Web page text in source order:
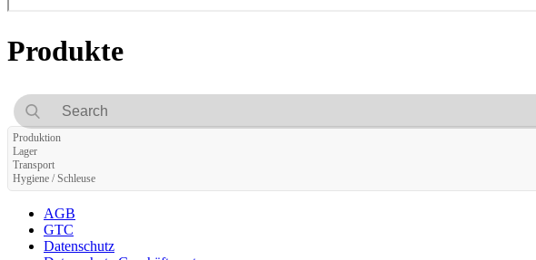
Produkte
Produktion
Lager
Transport
Hygiene / Schleuse
AGB
GTC
Datenschutz